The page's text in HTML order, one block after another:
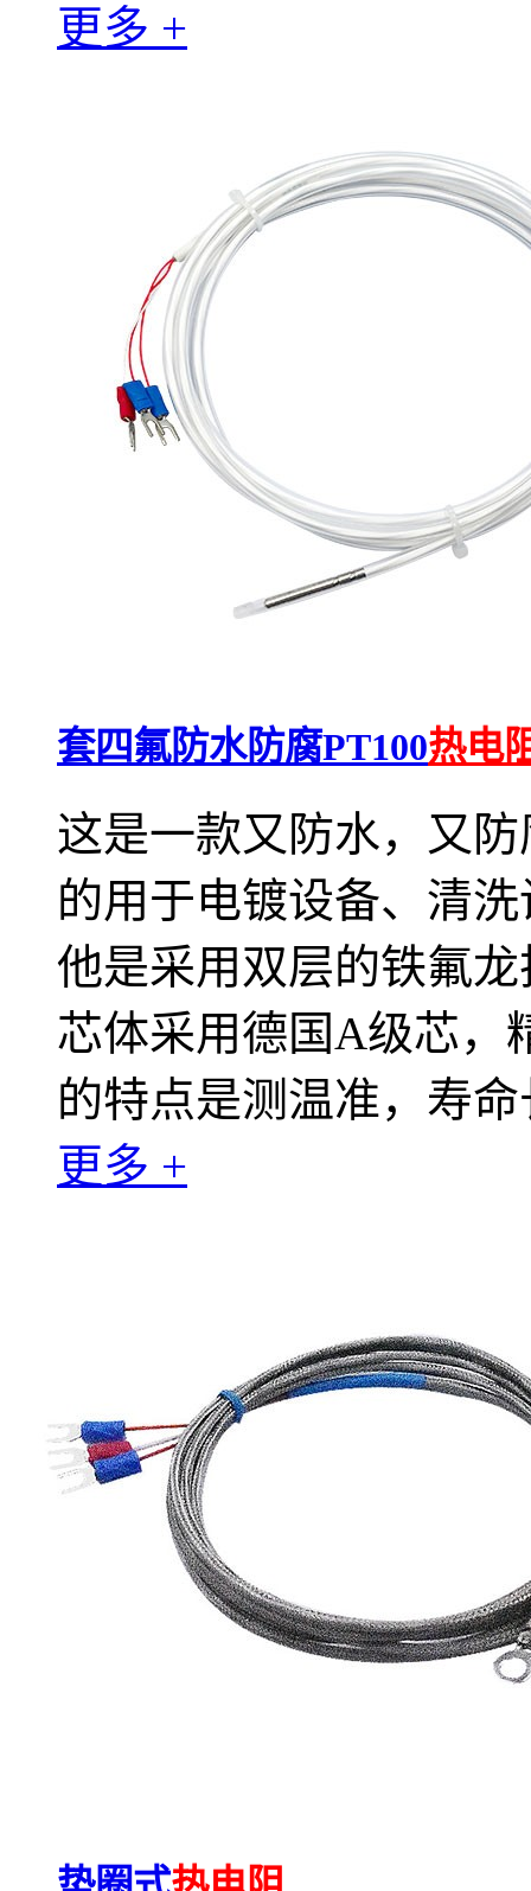
更多 +
套四氟防水防腐PT100热电
这是一款又防水，又
的用于电镀设备、清
他是采用双层的铁氟
芯体采用德国A级芯，
的特点是测温准，寿
更多 +